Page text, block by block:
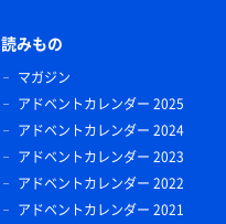
読みもの
マガジン
アドベントカレンダー 2025
アドベントカレンダー 2024
アドベントカレンダー 2023
アドベントカレンダー 2022
アドベントカレンダー 2021